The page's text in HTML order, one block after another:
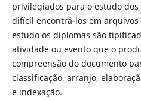
privilegiados para o estudo
difícil encontrá-los em
estudo os diplomas são
atividade ou evento que o
compreensão do documento
classificação, arranjo,
e indexação.